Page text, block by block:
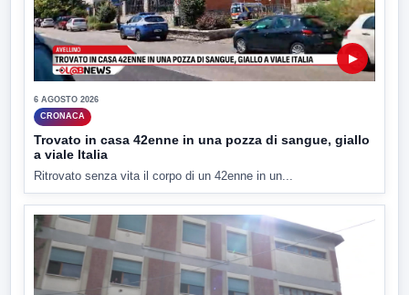
▶
6 AGOSTO 2026
CRONACA
Trovato in casa 42enne in una pozza di sangue, giallo
a viale Italia
Ritrovato senza vita il corpo di un 42enne in un...